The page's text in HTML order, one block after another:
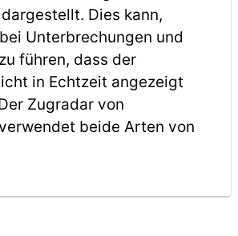
Dies kann,
Unterbrechungen und
führen, dass der
in Echtzeit angezeigt
Zugradar von
beide Arten von